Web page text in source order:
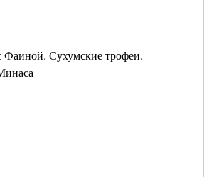
Фаиной. Сухумские трофеи.